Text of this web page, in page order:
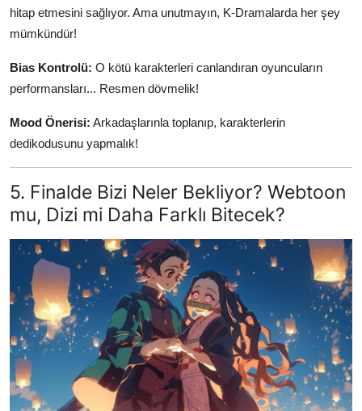
hitap etmesini sağlıyor. Ama unutmayın, K-Dramalarda her şey
mümkündür!
Bias Kontrolü: O kötü karakterleri canlandıran oyuncuların
performansları... Resmen dövmelik!
Mood Önerisi: Arkadaşlarınla toplanıp, karakterlerin
dedikodusunu yapmalık!
5. Finalde Bizi Neler Bekliyor? Webtoon
mu, Dizi mi Daha Farklı Bitecek?